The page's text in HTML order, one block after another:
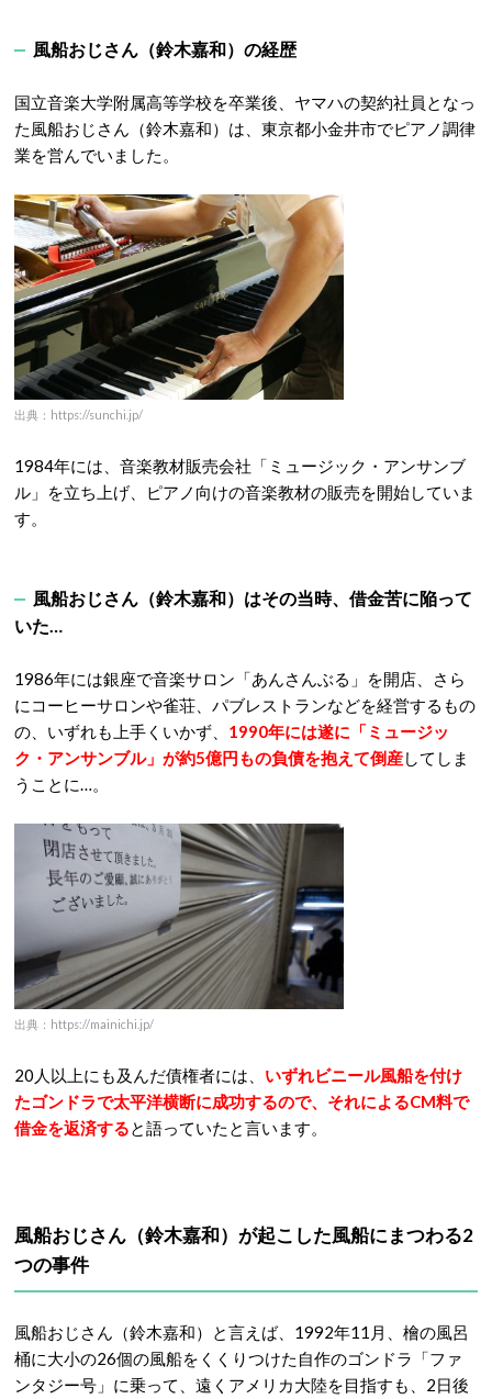
風船おじさん（鈴木嘉和）の経歴
国立音楽大学附属高等学校を卒業後、ヤマハの契約社員となっ
た風船おじさん（鈴木嘉和）は、東京都小金井市でピアノ調律
業を営んでいました。
出典：https://sunchi.jp/
1984年には、音楽教材販売会社「ミュージック・アンサンブ
ル」を立ち上げ、ピアノ向けの音楽教材の販売を開始していま
す。
風船おじさん（鈴木嘉和）はその当時、借金苦に陥って
いた…
1986年には銀座で音楽サロン「あんさんぶる」を開店、さら
にコーヒーサロンや雀荘、パブレストランなどを経営するもの
の、いずれも上手くいかず、 1990年には遂に「ミュージッ
ク・アンサンブル」が約5億円もの負債を抱えて倒産してしま
うことに…。
出典：https://mainichi.jp/
20人以上にも及んだ債権者には、 いずれビニール風船を付け
たゴンドラで太平洋横断に成功するので、それによるCM料で
借金を返済すると語っていたと言います。
風船おじさん（鈴木嘉和）が起こした風船にまつわる2
つの事件
風船おじさん（鈴木嘉和）と言えば、1992年11月、檜の風呂
桶に大小の26個の風船をくくりつけた自作のゴンドラ「ファ
ンタジー号」に乗って、遠くアメリカ大陸を目指すも、2日後